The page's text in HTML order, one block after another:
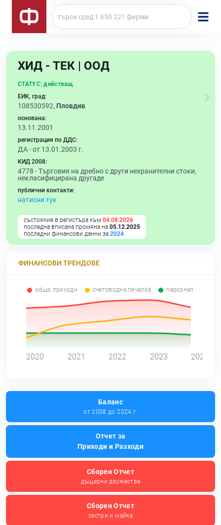
ХИД - ТЕК | ООД
СТАТУС: действащ
ЕИК, град:
108530592, Пловдив
основана:
13.11.2001
регистрация по ДДС:
ДА - от 13.01.2003 г.
КИД 2008:
4778 -Търговия на дребно с други нехранителни стоки,
некласифицирана другаде
публични контакти:
натисни тук
състояние в регистъра към 04.08.2026
последна вписана промяна на 05.12.2025
последни финансови данни за 2024
ФИНАНСОВИ ТРЕНДОВЕ
общо приходи счетоводна печалба персонал
2020 2021 2022 2023 2024
Баланс
от 2008 до 2024 г.
Отчет за
Приходи и Разходи
Сборен Отчет
дъщерни дружества
Сборен Отчет
сестри и майка